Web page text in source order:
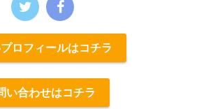
ロフィールはコチラ
い合わせはコチラ